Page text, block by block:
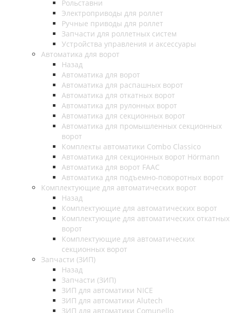
Рольставни
Электроприводы для роллет
Ручные приводы для роллет
Запчасти для роллетных систем
Устройства управления и аксессуары
Автоматика для ворот
Назад
Автоматика для ворот
Автоматика для распашных ворот
Автоматика для откатных ворот
Автоматика для рулонных ворот
Автоматика для секционных ворот
Автоматика для промышленных секционных
ворот
Комплекты автоматики Combo Classico
Автоматика для секционных ворот Hörmann
Автоматика для ворот FAAC
Автоматика для подъемно-поворотных ворот
Комплектующие для автоматических ворот
Назад
Комплектующие для автоматических ворот
Комплектующие для автоматических откатных
ворот
Комплектующие для автоматических
секционных ворот
Запчасти (ЗИП)
Назад
Запчасти (ЗИП)
ЗИП для автоматики NICE
ЗИП для автоматики Alutech
ЗИП для автоматики Comunello